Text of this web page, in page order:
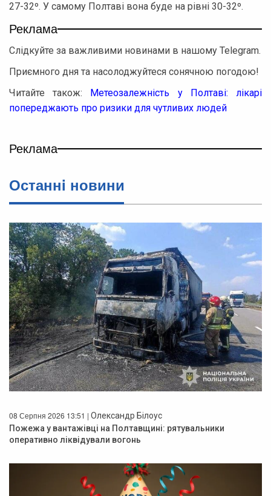
27-32º. У самому Полтаві вона буде на рівні 30-32º.
Реклама
Слідкуйте за важливими новинами в нашому Telegram.
Приємного дня та насолоджуйтеся сонячною погодою!
Читайте також:
Метеозалежність у Полтаві: лікарі
попереджають про ризики для чутливих людей
Реклама
Останнi новини
08 Серпня 2026 13:51 | Олександр Білоус
Пожежа у вантажівці на Полтавщині: рятувальники
оперативно ліквідували вогонь